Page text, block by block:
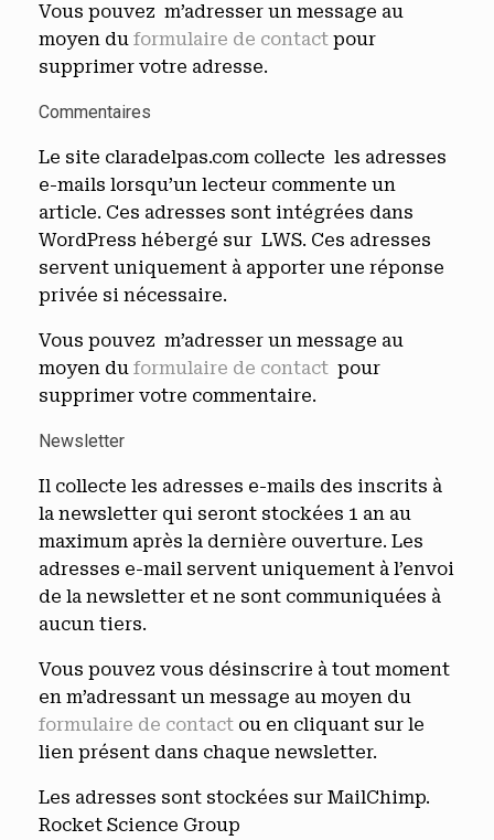
Vous pouvez m’adresser un message au
moyen du formulaire de contact pour
supprimer votre adresse.
Commentaires
Le site claradelpas.com collecte les adresses
e-mails lorsqu’un lecteur commente un
article. Ces adresses sont intégrées dans
WordPress hébergé sur LWS. Ces adresses
servent uniquement à apporter une réponse
privée si nécessaire.
Vous pouvez m’adresser un message au
moyen du formulaire de contact pour
supprimer votre commentaire.
Newsletter
Il collecte les adresses e-mails des inscrits à
la newsletter qui seront stockées 1 an au
maximum après la dernière ouverture. Les
adresses e-mail servent uniquement à l’envoi
de la newsletter et ne sont communiquées à
aucun tiers.
Vous pouvez vous désinscrire à tout moment
en m’adressant un message au moyen du
formulaire de contact ou en cliquant sur le
lien présent dans chaque newsletter.
Les adresses sont stockées sur MailChimp.
Rocket Science Group